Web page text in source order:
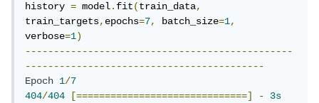
history = model.fit(train_data,
train_targets,epochs=7, batch_size=1,
verbose=1)
-----------------------------------------------
------------------------------------------
Epoch
1/7
404/404 [==============================] -
3s